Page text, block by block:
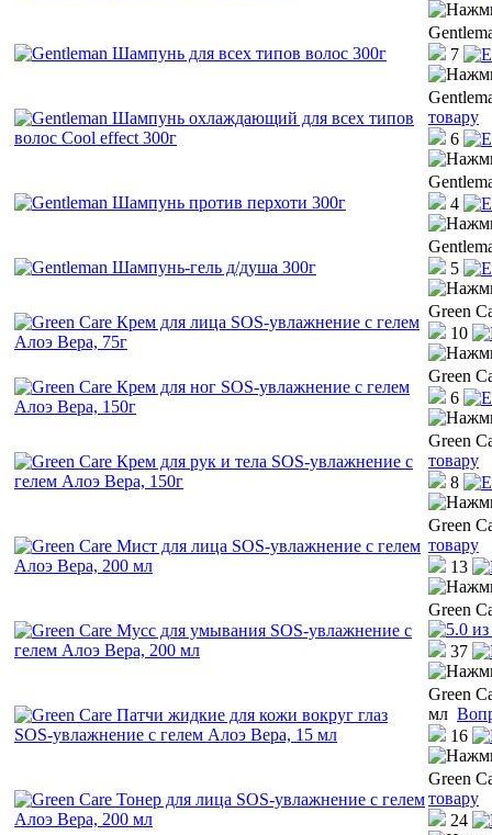
7
товару
6
4
5
Green
10
Green
6
Green
товару
8
Green
товару
13
Green
37
Green
мл
16
Green
товару
24